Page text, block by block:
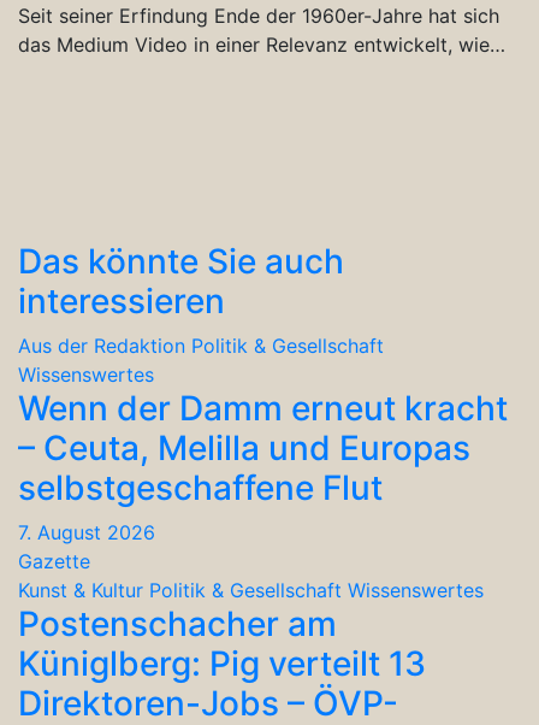
Seit seiner Erfindung Ende der 1960er-Jahre hat sich
das Medium Video in einer Relevanz entwickelt, wie…
Das könnte Sie auch
interessieren
Aus der Redaktion Politik & Gesellschaft
Wissenswertes
Wenn der Damm erneut kracht
– Ceuta, Melilla und Europas
selbstgeschaffene Flut
7. August 2026
Gazette
Kunst & Kultur Politik & Gesellschaft Wissenswertes
Postenschacher am
Küniglberg: Pig verteilt 13
Direktoren-Jobs – ÖVP-